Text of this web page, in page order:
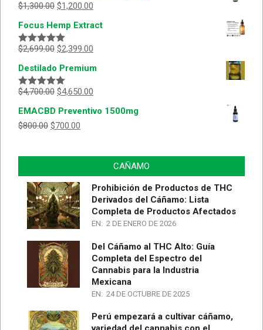
$1,300.00 $1,200.00
Focus Hemp Extract
Valorado
5
$2,699.00 $2,399.00
Destilado Premium
Valorado
5
$4,700.00 $4,650.00
EMACBD Preventivo 1500mg
$800.00 $700.00
CAÑAMO
Prohibición de Productos de THC
Derivados del Cáñamo: Lista
Completa de Productos Afectados
EN: 2 DE ENERO DE 2026
Del Cáñamo al THC Alto: Guía
Completa del Espectro del
Cannabis para la Industria
Mexicana
EN: 24 DE OCTUBRE DE 2025
Perú empezará a cultivar cáñamo,